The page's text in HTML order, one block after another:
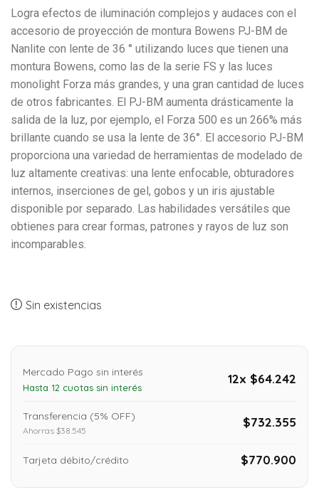
Logra efectos de iluminación complejos y audaces con el
accesorio de proyección de montura Bowens PJ-BM de
Nanlite con lente de 36 ° utilizando luces que tienen una
montura Bowens, como las de la serie FS y las luces
monolight Forza más grandes, y una gran cantidad de luces
de otros fabricantes. El PJ-BM aumenta drásticamente la
salida de la luz, por ejemplo, el Forza 500 es un 266% más
brillante cuando se usa la lente de 36°. El accesorio PJ-BM
proporciona una variedad de herramientas de modelado de
luz altamente creativas: una lente enfocable, obturadores
internos, inserciones de gel, gobos y un iris ajustable
disponible por separado. Las habilidades versátiles que
obtienes para crear formas, patrones y rayos de luz son
incomparables.
Sin existencias
Mercado Pago sin interés
Hasta 12 cuotas sin interés
12x $64.242
Transferencia (5% OFF)
Ahorras $38.545
$732.355
Tarjeta débito/crédito $770.900